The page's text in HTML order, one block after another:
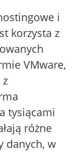
i
korzysta z
VMware,
tysiącami
różne
danych, w